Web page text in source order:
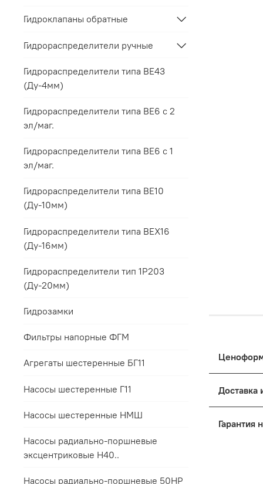
к
Гидроклапаны обратные
Гидрораспределители ручные
Гидрораспределители типа ВЕ43
(Ду-4мм)
Гидрораспределители типа ВЕ6 с 2
эл/маг.
Гидрораспределители типа ВЕ6 с 1
эл/маг.
Гидрораспределители типа ВЕ10
(Ду-10мм)
Гидрораспределители типа ВЕХ16
(Ду-16мм)
Гидрораспределители тип 1Р203
(Ду-20мм)
Гидрозамки
Фильтры напорные ФГМ
Агрегаты шестеренные БГ11
Насосы шестеренные Г11
Насосы шестеренные НМШ
Насосы радиально-поршневые
эксцентриковые Н40..
Насосы радиально-поршневые 50НР